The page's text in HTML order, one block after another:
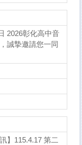
2026彰化高中音
誠摯邀請您一同
】115.4.17 第二